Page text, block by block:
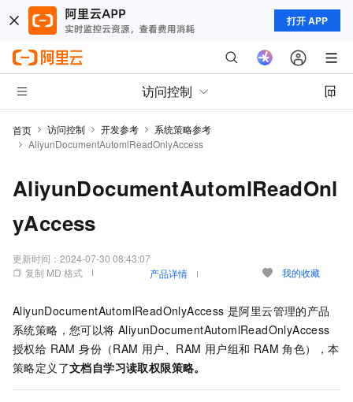
打开 APP
访问控制
首页 访问控制 开发参考
系统策略参考
AliyunDocumentAutomlReadOnlyAccess
AliyunDocumentAutomlReadOnl
yAccess
更新时间： 2024-07-30 08:43:07
复制 MD 格式
产品详情 我的收藏
AliyunDocumentAutomlReadOnlyAccess 是阿里云管理的产品
系统策略，您可以将 AliyunDocumentAutomlReadOnlyAccess
授权给 RAM 身份（RAM 用户、RAM 用户组和 RAM 角色），本
策略定义了文档自学习读取权限策略。